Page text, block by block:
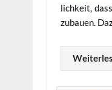
lich­keit,
zu­bau­en.